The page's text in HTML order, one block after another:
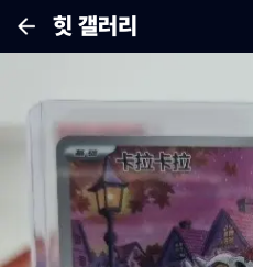
힛 갤러리